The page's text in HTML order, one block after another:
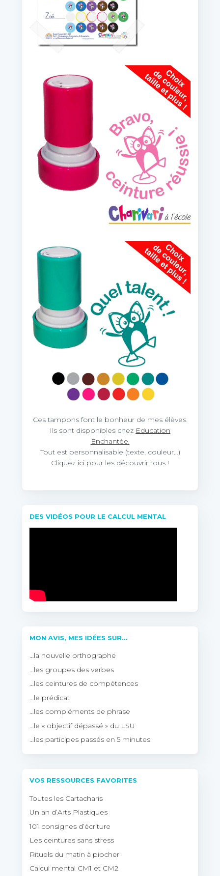
Ces tampons font le bonheur de mes élèves.
Ils sont disponibles chez Education
Enchantée.
Tout est personnalisable (texte, couleur…)
Cliquez ici pour les découvrir tous !
DES VIDÉOS POUR LE CALCUL MENTAL
MON AVIS, MES IDÉES SUR…
…la nouvelle orthographe
…les groupes des verbes
…les ceintures de compétences
…le prédicat
…les compléments de phrase
…le « objectif dépassé » du LSU
…les participes passés en 5 minutes
VOS RESSOURCES FAVORITES
Toutes les Cartacharis
Un an d’Arts Plastiques
101 consignes d’écriture
Les ceintures sans stress
Rituels du matin à piocher
Calcul mental CM1 et CM2